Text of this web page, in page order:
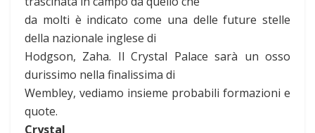
da molti è indicato come una delle future stelle
della nazionale inglese di
Hodgson, Zaha. Il Crystal Palace sarà un osso
durissimo nella finalissima di
Wembley, vediamo insieme probabili formazioni e
quote.
Crystal